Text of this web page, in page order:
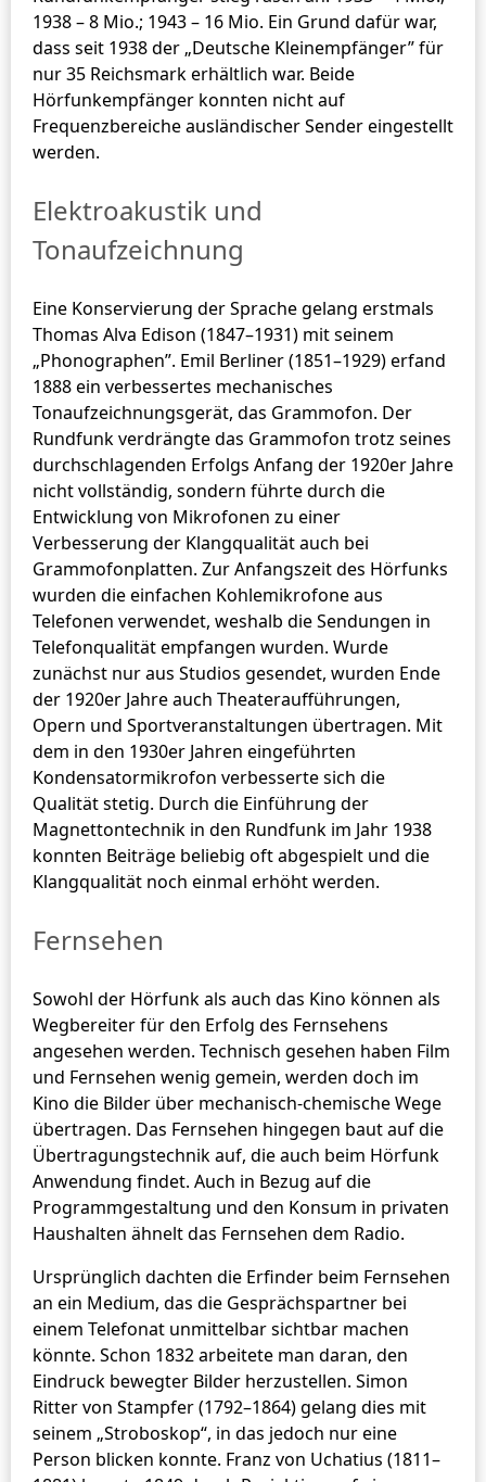
1938 – 8 Mio.; 1943 – 16 Mio. Ein Grund dafür war,
dass seit 1938 der „Deutsche Kleinempfänger” für
nur 35 Reichsmark erhältlich war. Beide
Hörfunkempfänger konnten nicht auf
Frequenzbereiche ausländischer Sender eingestellt
werden.
Elektroakustik und
Tonaufzeichnung
Eine Konservierung der Sprache gelang erstmals
Thomas Alva Edison (1847–1931) mit seinem
„Phonographen”. Emil Berliner (1851–1929) erfand
1888 ein verbessertes mechanisches
Tonaufzeichnungsgerät, das Grammofon. Der
Rundfunk verdrängte das Grammofon trotz seines
durchschlagenden Erfolgs Anfang der 1920er Jahre
nicht vollständig, sondern führte durch die
Entwicklung von Mikrofonen zu einer
Verbesserung der Klangqualität auch bei
Grammofonplatten. Zur Anfangszeit des Hörfunks
wurden die einfachen Kohlemikrofone aus
Telefonen verwendet, weshalb die Sendungen in
Telefonqualität empfangen wurden. Wurde
zunächst nur aus Studios gesendet, wurden Ende
der 1920er Jahre auch Theateraufführungen,
Opern und Sportveranstaltungen übertragen. Mit
dem in den 1930er Jahren eingeführten
Kondensatormikrofon verbesserte sich die
Qualität stetig. Durch die Einführung der
Magnettontechnik in den Rundfunk im Jahr 1938
konnten Beiträge beliebig oft abgespielt und die
Klangqualität noch einmal erhöht werden.
Fernsehen
Sowohl der Hörfunk als auch das Kino können als
Wegbereiter für den Erfolg des Fernsehens
angesehen werden. Technisch gesehen haben Film
und Fernsehen wenig gemein, werden doch im
Kino die Bilder über mechanisch-chemische Wege
übertragen. Das Fernsehen hingegen baut auf die
Übertragungstechnik auf, die auch beim Hörfunk
Anwendung findet. Auch in Bezug auf die
Programmgestaltung und den Konsum in privaten
Haushalten ähnelt das Fernsehen dem Radio.
Ursprünglich dachten die Erfinder beim Fernsehen
an ein Medium, das die Gesprächspartner bei
einem Telefonat unmittelbar sichtbar machen
könnte. Schon 1832 arbeitete man daran, den
Eindruck bewegter Bilder herzustellen. Simon
Ritter von Stampfer (1792–1864) gelang dies mit
seinem „Stroboskop“, in das jedoch nur eine
Person blicken konnte. Franz von Uchatius (1811–